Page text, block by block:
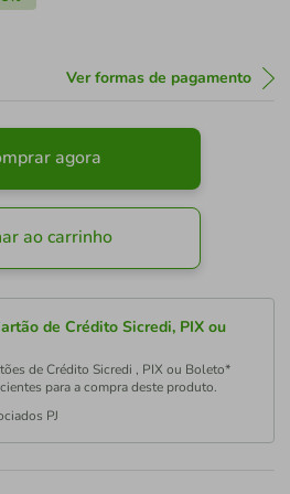
Ver formas de pagamento
agora
ao carrinho
de Crédito Sicredi, PIX ou
de Crédito Sicredi , PIX ou Boleto*
para a compra deste produto.
PJ